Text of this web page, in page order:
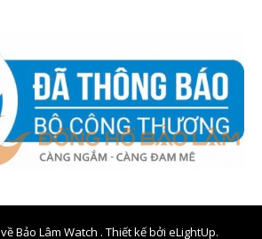
Bảo Lâm Watch . Thiết kế bởi eLightUp.